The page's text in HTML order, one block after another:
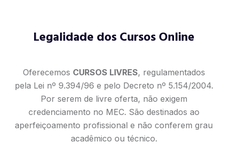
Legalidade dos Cursos Online
Oferecemos CURSOS LIVRES, regulamentados
pela Lei nº 9.394/96 e pelo Decreto nº 5.154/2004.
Por serem de livre oferta, não exigem
credenciamento no MEC. São destinados ao
aperfeiçoamento profissional e não conferem grau
acadêmico ou técnico.